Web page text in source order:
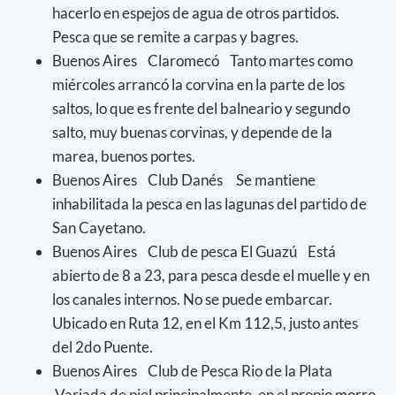
hacerlo en espejos de agua de otros partidos.
Pesca que se remite a carpas y bagres.
Buenos Aires Claromecó Tanto martes como
miércoles arrancó la corvina en la parte de los
saltos, lo que es frente del balneario y segundo
salto, muy buenas corvinas, y depende de la
marea, buenos portes.
Buenos Aires Club Danés Se mantiene
inhabilitada la pesca en las lagunas del partido de
San Cayetano.
Buenos Aires Club de pesca El Guazú Está
abierto de 8 a 23, para pesca desde el muelle y en
los canales internos. No se puede embarcar.
Ubicado en Ruta 12, en el Km 112,5, justo antes
del 2do Puente.
Buenos Aires Club de Pesca Rio de la Plata